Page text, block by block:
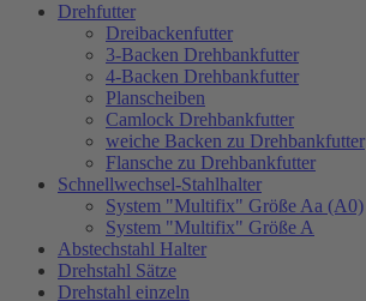
Drehfutter
Dreibackenfutter
3-Backen Drehbankfutter
4-Backen Drehbankfutter
Planscheiben
Camlock Drehbankfutter
weiche Backen zu Drehbankfutter
Flansche zu Drehbankfutter
Schnellwechsel-Stahlhalter
System "Multifix" Größe Aa (A0)
System "Multifix" Größe A
Abstechstahl Halter
Drehstahl Sätze
Drehstahl einzeln